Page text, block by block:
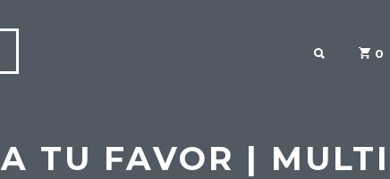
SEARCH0
A TU FAVOR |